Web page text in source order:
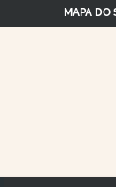
MAPA DO